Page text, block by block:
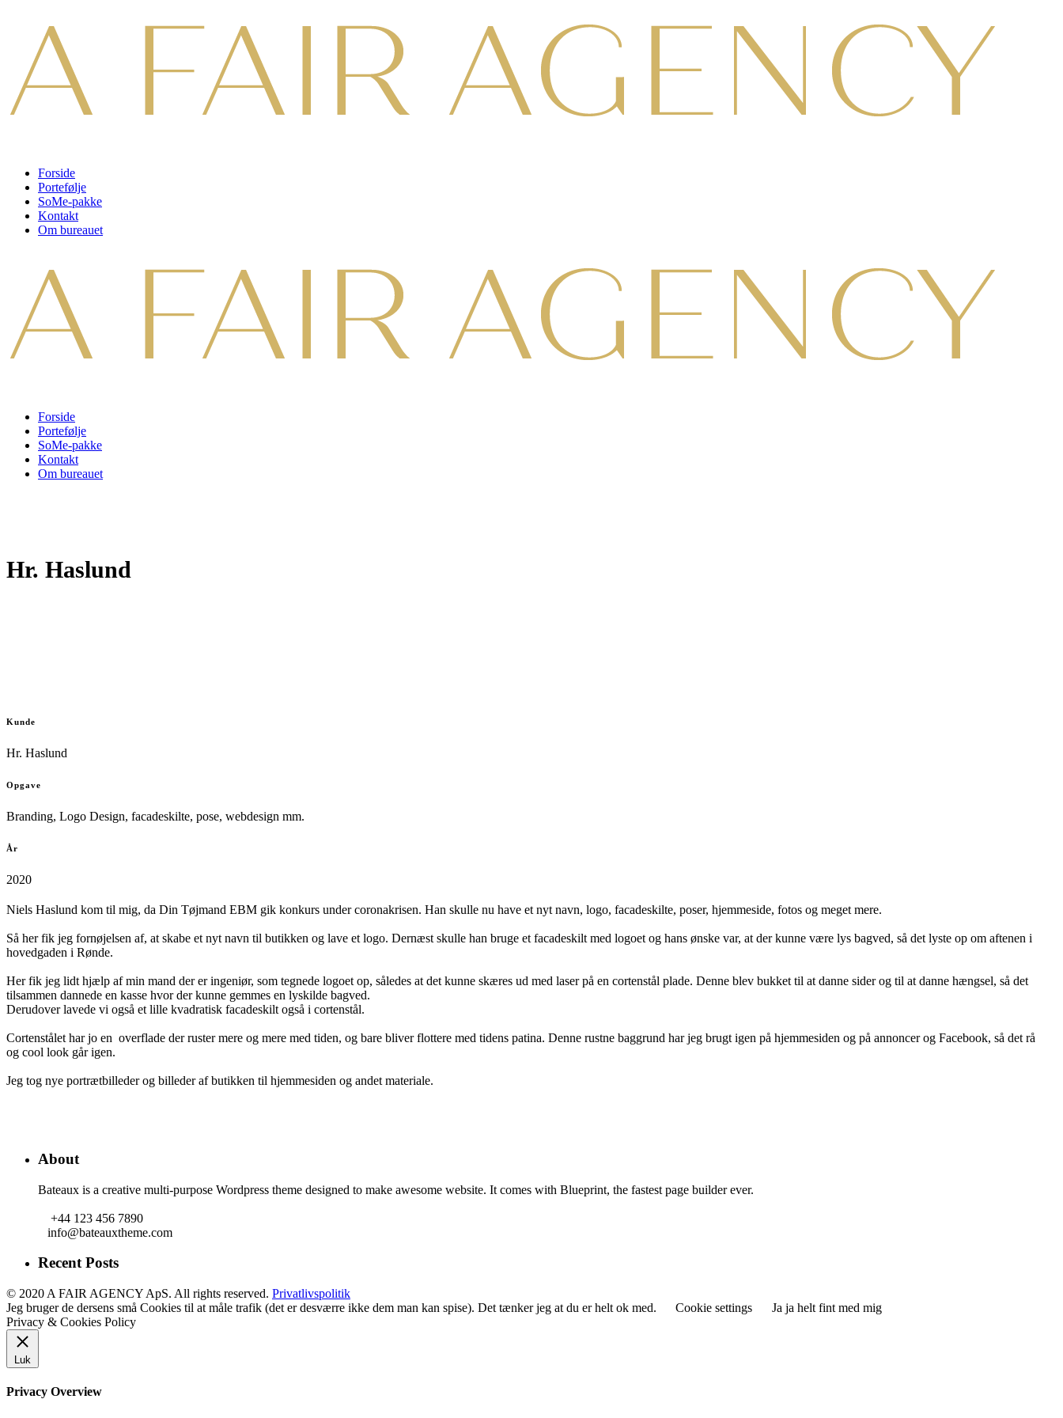
Forside
Portefølje
SoMe-pakke
Kontakt
Om bureauet
Forside
Portefølje
SoMe-pakke
Kontakt
Om bureauet
Hr. Haslund
Kunde
Hr. Haslund
Opgave
Branding, Logo Design, facadeskilte, pose, webdesign mm.
År
2020
Niels Haslund kom til mig, da Din Tøjmand EBM gik konkurs under coronakrisen. Han skulle nu have et nyt navn, logo, facadeskilte, poser, hjemmeside, fotos og meget mere.
Så her fik jeg fornøjelsen af, at skabe et nyt navn til butikken og lave et logo. Dernæst skulle han bruge et facadeskilt med logoet og hans ønske var, at der kunne være lys bagved, så det lyste op om aftenen i
hovedgaden i Rønde.
Her fik jeg lidt hjælp af min mand der er ingeniør, som tegnede logoet op, således at det kunne skæres ud med laser på en cortenstål plade. Denne blev bukket til at danne sider og til at danne hængsel, så det
tilsammen dannede en kasse hvor der kunne gemmes en lyskilde bagved.
Derudover lavede vi også et lille kvadratisk facadeskilt også i cortenstål.
Cortenstålet har jo en overflade der ruster mere og mere med tiden, og bare bliver flottere med tidens patina. Denne rustne baggrund har jeg brugt igen på hjemmesiden og på annoncer og Facebook, så det rå
og cool look går igen.
Jeg tog nye portrætbilleder og billeder af butikken til hjemmesiden og andet materiale.
About
Bateaux is a creative multi-purpose Wordpress theme designed to make awesome website. It comes with Blueprint, the fastest page builder ever.
+44 123 456 7890
info@bateauxtheme.com
Recent Posts
© 2020 A FAIR AGENCY ApS. All rights reserved. Privatlivspolitik
Jeg bruger de dersens små Cookies til at måle trafik (det er desværre ikke dem man kan spise). Det tænker jeg at du er helt ok med.
Cookie settings
Ja ja helt fint med mig
Privacy & Cookies Policy
Luk
Privacy Overview